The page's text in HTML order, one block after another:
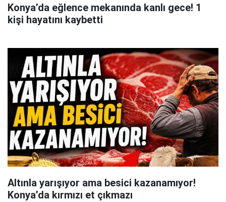
Konya’da eğlence mekanında kanlı gece! 1
kişi hayatını kaybetti
Altınla yarışıyor ama besici kazanamıyor!
Konya’da kırmızı et çıkmazı